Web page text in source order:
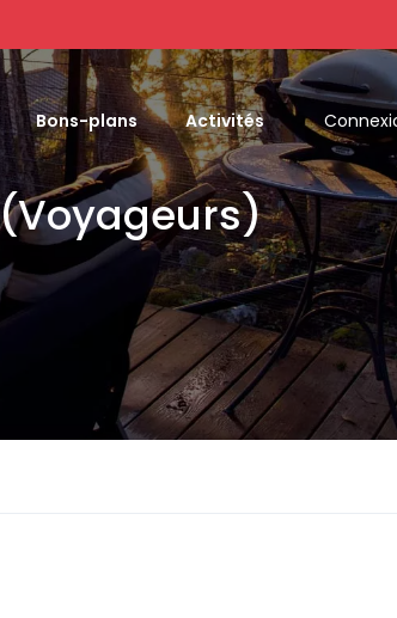
Bons-plans Activités